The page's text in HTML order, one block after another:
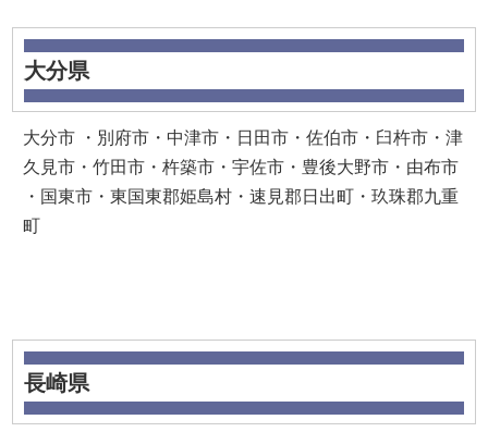
大分県
大分市 ・別府市・中津市・日田市・佐伯市・臼杵市・津
久見市・竹田市・杵築市・宇佐市・豊後大野市・由布市
・国東市・東国東郡姫島村・速見郡日出町・玖珠郡九重
町
長崎県